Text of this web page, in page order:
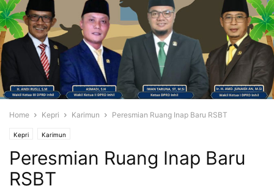
Home Kepri Karimun Peresmian Ruang Inap Baru RSBT
Kepri Karimun
Peresmian Ruang Inap Baru
RSBT